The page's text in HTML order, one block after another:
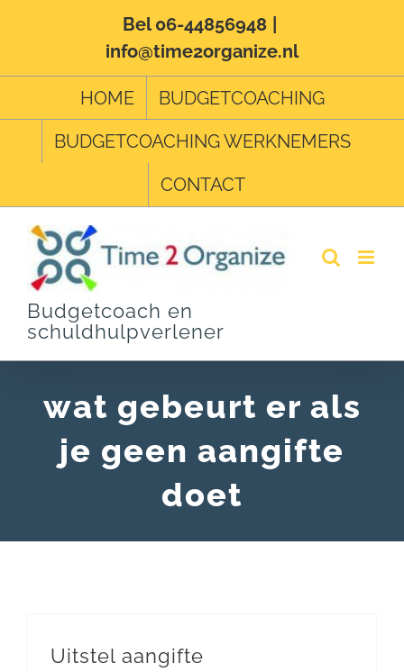
Bel 06-44856948
info@time2organize.nl
HOME
BUDGETCOACHING
BUDGETCOACHING WERKNEMERS
CONTACT
Budgetcoach en
schuldhulpverlener
wat gebeurt er als
je geen aangifte
doet
Uitstel aangifte